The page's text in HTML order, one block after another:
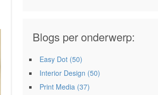
Blogs per onderwerp:
Easy Dot (50)
Interior Design (50)
Print Media (37)